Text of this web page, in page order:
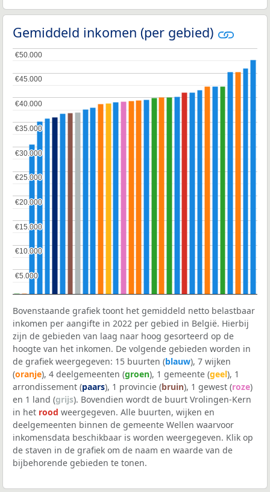
Gemiddeld inkomen (per gebied)
€5.000
€5.000
€10.000
€10.000
€15.000
€15.000
€20.000
€20.000
€25.000
€25.000
€30.000
€30.000
€35.000
€35.000
€40.000
€40.000
€45.000
€45.000
€50.000
€50.000
Bovenstaande grafiek toont het gemiddeld netto belastbaar
inkomen per aangifte in 2022 per gebied in België. Hierbij
zijn de gebieden van laag naar hoog gesorteerd op de
hoogte van het inkomen. De volgende gebieden worden in
de grafiek weergegeven: 15 buurten (blauw), 7 wijken
(oranje), 4 deelgemeenten (groen), 1 gemeente (geel), 1
arrondissement (paars), 1 provincie (bruin), 1 gewest (roze)
en 1 land (grijs). Bovendien wordt de buurt Vrolingen-Kern
in het rood weergegeven. Alle buurten, wijken en
deelgemeenten binnen de gemeente Wellen waarvoor
inkomensdata beschikbaar is worden weergegeven. Klik op
de staven in de grafiek om de naam en waarde van de
bijbehorende gebieden te tonen.